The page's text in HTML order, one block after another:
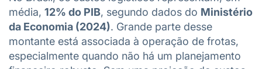
média, 12% do PIB, segundo dados do Ministério
da Economia (2024). Grande parte desse
montante está associada à operação de frotas,
especialmente quando não há um planejamento